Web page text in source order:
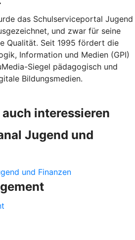
das Schulserviceportal Jugend
und zwar für seine
Qualität. Seit 1995 fördert die
Information und Medien (GPI)
Siegel pädagogisch und
Bildungsmedien.
interessieren
Jugend und
und Finanzen